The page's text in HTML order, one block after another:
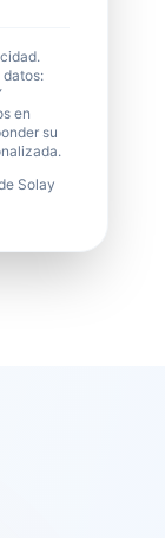
en
su
Solay